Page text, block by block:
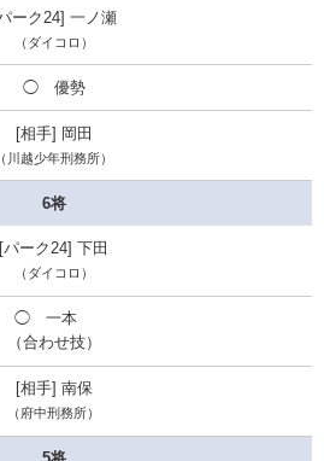
一ノ瀬
（ダイコロ）
◯ 優勢
岡田
（川越少年刑務所）
6将
下田
（ダイコロ）
◯ 一本
（合わせ技）
南保
（府中刑務所）